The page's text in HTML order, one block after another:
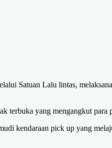
Satuan Lalu lintas,
terbuka yang mengangkut para
kendaraan pick up yang